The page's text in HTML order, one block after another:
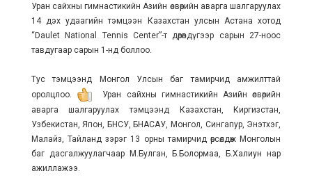
Уран сайхны гимнастикийн Азийн өсвөрийн аварга шалгаруулах
14 дэх удаагийн тэмцээн Казахстан улсын Астана хотод
“Daulet National Tennis Center”-т дөрөвдүгээр сарын 27-ноос
тавдугаар сарын 1-нд боллоо.
Тус тэмцээнд Монгол Улсын баг тамирчид амжилттай
оролцлоо.
Уран сайхны гимнастикийн Азийн өсвөрийн
аварга шалгаруулах тэмцээнд Казахстан, Киргизстан,
Узбекистан, Япон, БНСУ, БНАСАУ, Монгол, Сингапур, Энэтхэг,
Малайз, Тайланд зэрэг 13 орны тамирчид өрсөлдөж Монголын
баг дасгалжуулагчаар М.Булган, Б.Болормаа, Б.Халиун нар
ажиллажээ.